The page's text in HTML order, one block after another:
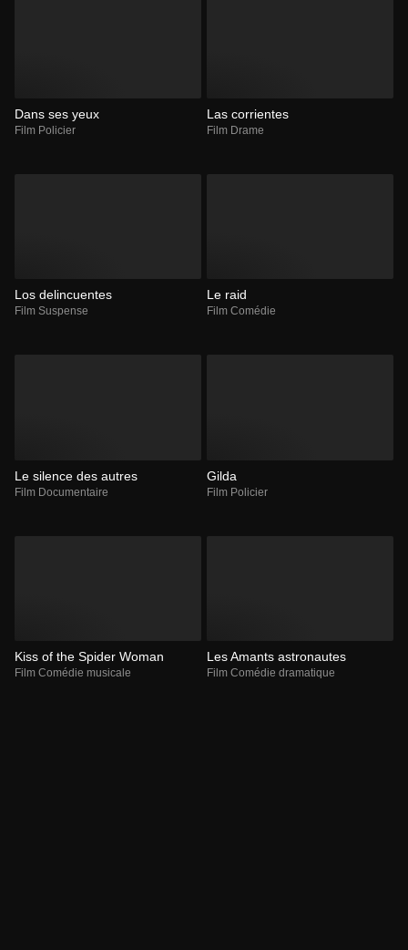
Dans ses yeux
Film Policier
Las corrientes
Film Drame
Los delincuentes
Film Suspense
Le raid
Film Comédie
Le silence des autres
Film Documentaire
Gilda
Film Policier
Kiss of the Spider Woman
Film Comédie musicale
Les Amants astronautes
Film Comédie dramatique